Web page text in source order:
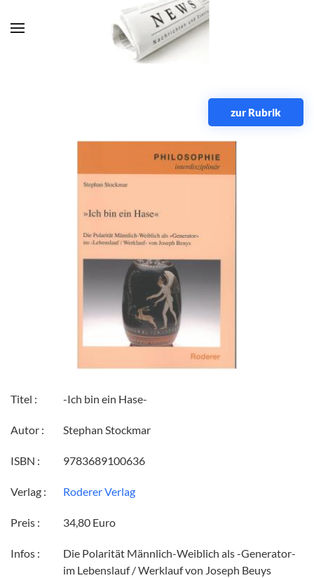
Zum Hauptinhalt springen
zur Rubrik
Titel : -Ich bin ein Hase-
Autor : Stephan Stockmar
ISBN : 9783689100636
Verlag : Roderer Verlag
Preis : 34,80 Euro
Infos :
Die Polarität Männlich-Weiblich als -Generator-
im Lebenslauf / Werklauf von Joseph Beuys